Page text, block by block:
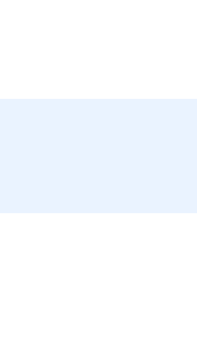
表现为暴躁易怒
。所以每天必